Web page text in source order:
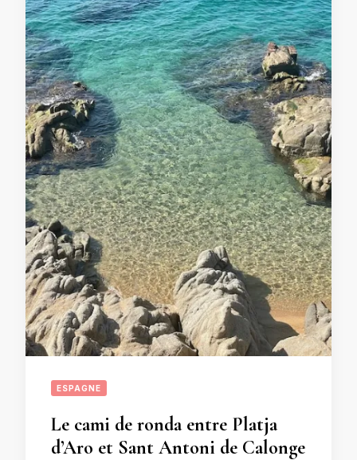
ESPAGNE
Le cami de ronda entre Platja
d’Aro et Sant Antoni de Calonge